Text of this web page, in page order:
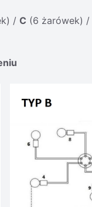
/ C (6 żarówek) /